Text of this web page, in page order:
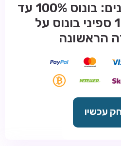
חבילת קבלת פנים: בונוס 100% עד
300€ + 100 ספיני בונוס על
הראשונה
עכשיו